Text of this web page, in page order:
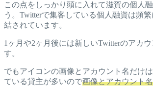
この点をしっかり頭に入れて滋賀の個人
う。Twitterで集客している個人融資は頻
結されています。
1ヶ月や2ヶ月後には新しいTwitterのアカ
す。
でもアイコンの画像とアカウント名だけ
ている貸主が多いので画像とアカウント